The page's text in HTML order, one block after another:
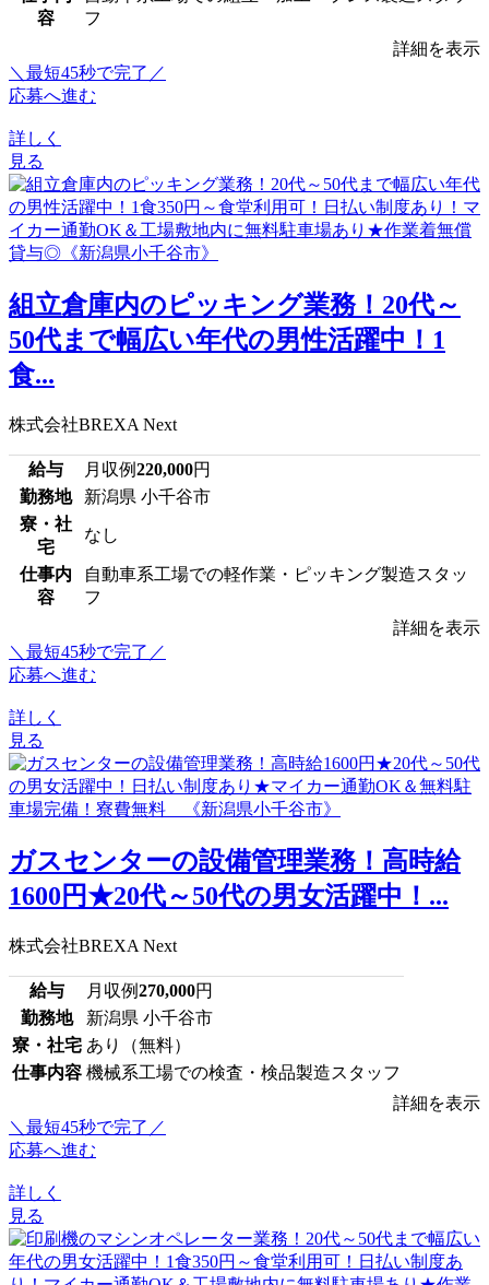
容
フ
詳細を表示
＼最短45秒で完了／
応募へ進む
詳しく
見る
組立倉庫内のピッキング業務！20代～
50代まで幅広い年代の男性活躍中！1
食...
株式会社BREXA Next
給与 月収例220,000円
勤務地
新潟県 小千谷市
寮・社
宅
なし
仕事内
容
自動車系工場での軽作業・ピッキング製造スタッ
フ
詳細を表示
＼最短45秒で完了／
応募へ進む
詳しく
見る
ガスセンターの設備管理業務！高時給
1600円★20代～50代の男女活躍中！...
株式会社BREXA Next
給与 月収例270,000円
勤務地
新潟県 小千谷市
寮・社宅 あり（無料）
仕事内容 機械系工場での検査・検品製造スタッフ
詳細を表示
＼最短45秒で完了／
応募へ進む
詳しく
見る